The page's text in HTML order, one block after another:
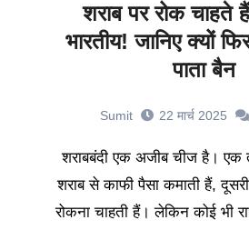
शराब पर रोक चाहते
भारतीय! जानिए क्यों
पाता बैन
Sumit 22 मार्च 2025
शराबबंदी एक अजीब चीज है। एक तरफ राज्य सरकारें
शराब से काफी पैसा कमाती हैं,
रोकना चाहती हैं। लेकिन कोई भी